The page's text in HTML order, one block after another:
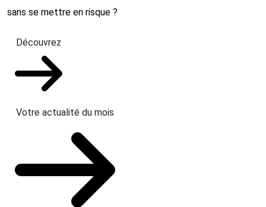
sans se mettre en risque ?
Découvrez
Votre actualité du mois